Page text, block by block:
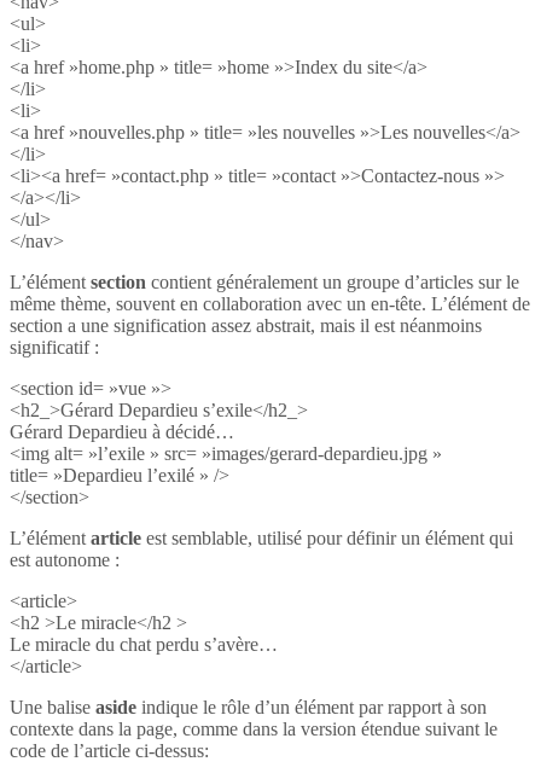
<ul>
<li>
<a href »home.php » title= »home »>Index du site</a>
</li>
<li>
<a href »nouvelles.php » title= »les nouvelles »>Les nouvelles</a>
</li>
<li><a href= »contact.php » title= »contact »>Contactez-nous »>
</a></li>
</ul>
</nav>
L’élément section contient généralement un groupe d’articles sur le
même thème, souvent en collaboration avec un en-tête. L’élément de
section a une signification assez abstrait, mais il est néanmoins
significatif :
<section id= »vue »>
<h2_>Gérard Depardieu s’exile</h2_>
Gérard Depardieu à décidé…
<img alt= »l’exile » src= »images/gerard-depardieu.jpg »
title= »Depardieu l’exilé » />
</section>
L’élément article est semblable, utilisé pour définir un élément qui
est autonome :
<article>
<h2 >Le miracle</h2 >
Le miracle du chat perdu s’avère…
</article>
Une balise aside indique le rôle d’un élément par rapport à son
contexte dans la page, comme dans la version étendue suivant le
code de l’article ci-dessus: